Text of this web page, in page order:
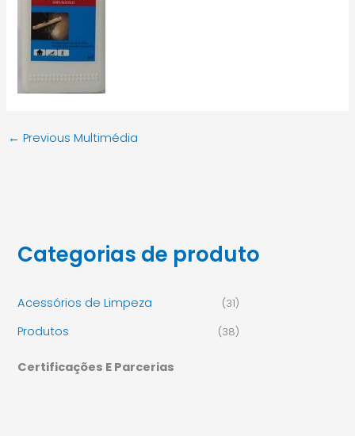
← Previous Multimédia
Categorias de produto
Acessórios de Limpeza (31)
Produtos (38)
Certificações E Parcerias